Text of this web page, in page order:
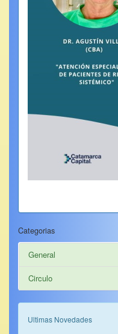
Categorias
General
Circulo
Ultimas Novedades